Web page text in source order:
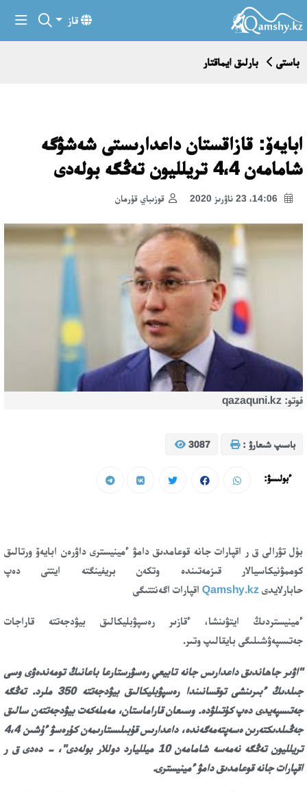
قاز
باستى بارلىق ايماقتار
ابايەۆ: قازاقستان داعدارىستى شەشۋگە
شامامەن 4،4 تريلليون تەڭگە بولەدى
قوزىباي قۇرمان
فوتو: qazaquni.kz
باسىپ شىعارۋ : 3087
ءبولىسۋ:
بۇل تۋرالى ق ر اقپارات جانە قوعامدىق دامۋ ءمينيسترى داۋرەن ابايەۆ ورتالىق
كوممۋنيكاسيالار قىزمەتىندە وتكەن بريفينگتە ايتتى دەپ
حابارلايدى Qamshy.kz اقپارات اگەنتتىگى
ءمينيستردىڭ ايتۋىنشا، ءقازىر رەسپۋبليكالىق بيۋدجەتتە قاراجات
جەتىسپەۋشىلىگى بايقالىپ وتىر.
"اۋىر جاھاندىق داعدارىس جانە تابيعي رەسۋرستارعا باعانىڭ تومەندەۋى وسى
جىلدىڭ ءبىرىنشى توقسانىندا رەسپۋبليكالىق بيۋدجەتتە 350 ملرد. تەڭگە
جەتىسپەيدى دەپ كۇتىلۋدە. وسىعان قاراماستان، مەملەكەت بيۋدجەتتەن سالىق
جەڭىلدىكتەرىن ەسەپتەمەگەندە، داعدارىس قۇبىلىستارىمەن كۇرەسۋ ءۇشىن 4،4
تريلليون تەڭگە نەمەسە شامامەن 10 ميلليارد دوللار بولەدى"، - دەدى ق ر
اقپارات جانە قوعامدىق دامۋ ءمينيسترى.